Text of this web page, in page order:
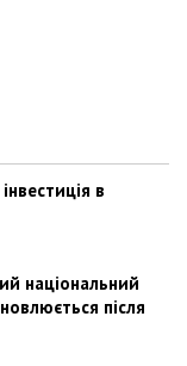
в
національний
після